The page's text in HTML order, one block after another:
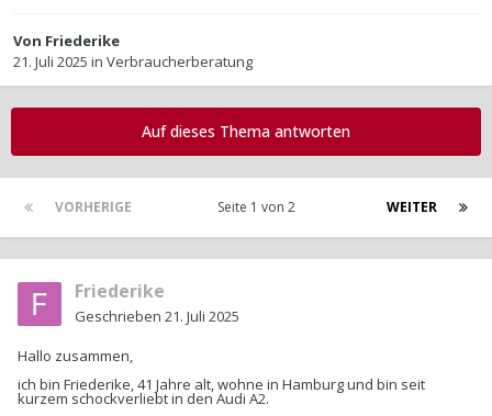
Von Friederike
21. Juli 2025 in Verbraucherberatung
Auf dieses Thema antworten
VORHERIGE WEITER
Seite 1 von 2
Friederike
Geschrieben 21. Juli 2025
Hallo zusammen,
ich bin Friederike, 41 Jahre alt, wohne in Hamburg und bin seit
kurzem schockverliebt in den Audi A2.